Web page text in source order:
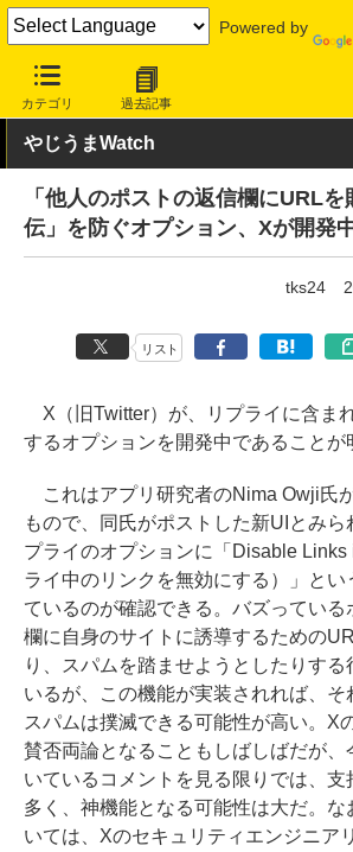
Powered by
カテゴリ 過去記事
INTERNET Watch サービス/ソフト サー
やじうまWatch
「他人のポストの返信欄にURL
伝」を防ぐオプション、Xが開発
tks24
リスト
X（旧Twitter）が、リプライに含ま
するオプションを開発中であることが
これはアプリ研究者のNima Owji氏
もので、同氏がポストした新UIとみら
プライのオプションに「Disable
ライ中のリンクを無効にする）」とい
ているのが確認できる。バズっている
欄に自身のサイトに誘導するための
り、スパムを踏ませようとしたりする
いるが、この機能が実装されれば、そ
スパムは撲滅できる可能性が高い。X
賛否両論となることもしばしばだが、
いているコメントを見る限りでは、支
多く、神機能となる可能性は大だ。な
いては、Xのセキュリティエンジニア